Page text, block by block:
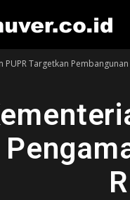
PUPR Targetkan